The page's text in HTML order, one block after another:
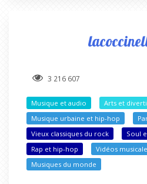
3 216 607
Musique et audio Arts et
Musique urbaine et hip-hop
Vieux classiques du rock
Soul
Rap et hip-hop
Vidéos
Musiques du monde